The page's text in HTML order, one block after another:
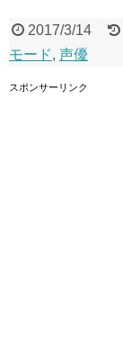
2017/3/14
モード, 声優
スポンサーリンク